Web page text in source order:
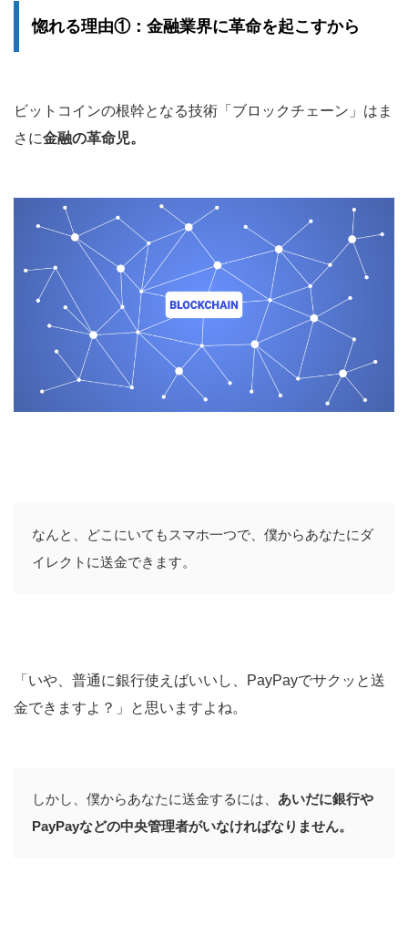
惚れる理由①：金融業界に革命を起こすから
ビットコインの根幹となる技術「ブロックチェーン」はま
さに金融の革命児。
なんと、どこにいてもスマホ一つで、僕からあなたにダ
イレクトに送金できます。
「いや、普通に銀行使えばいいし、PayPayでサクッと送
金できますよ？」と思いますよね。
しかし、僕からあなたに送金するには、 あいだに銀行や
PayPayなどの中央管理者がいなければなりません。